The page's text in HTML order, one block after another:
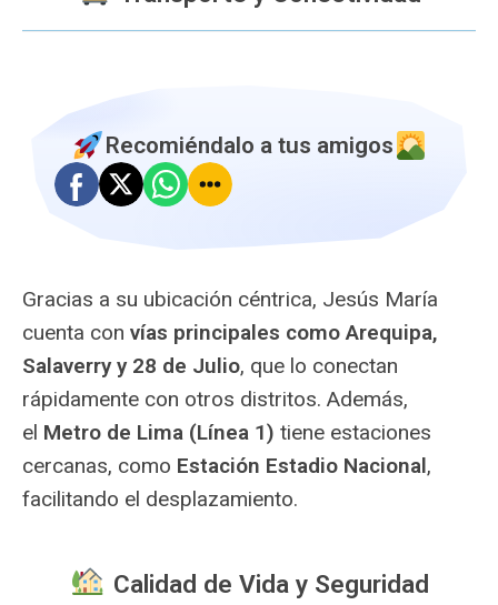
Recomiéndalo a tus amigos
Gracias a su ubicación céntrica, Jesús María
cuenta con vías principales como Arequipa,
Salaverry y 28 de Julio, que lo conectan
rápidamente con otros distritos. Además,
el Metro de Lima (Línea 1) tiene estaciones
cercanas, como Estación Estadio Nacional,
facilitando el desplazamiento.
Calidad de Vida y Seguridad